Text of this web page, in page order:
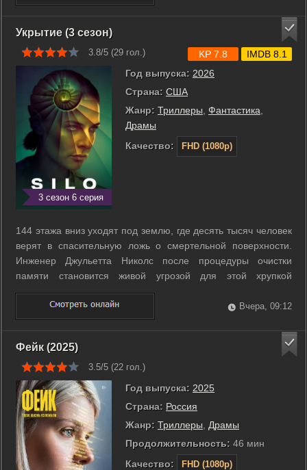
разрушительные тайны. Поиск ребенка ...
Укрытие (3 сезон)
3.8/5 (29 гол.)
3 сезон 6 серия
Год выпуска: 2026
Страна: США
Жанр: Триллеры Фантастика
Драмы
Качество:
FHD (1080p)
KP 7.8 IMDB 8.1
144 этажа вниз уходят под землю, где десять тысяч человек
верят в спасительную ложь о смертельной поверхности.
Инженер Джульетта Николс после процедуры очистки
памяти становится живой угрозой для этой хрупкой
системы. Она не помнит своего прошлого, но в её сознании
скрыты ключи к гибели всего бункера. Пока Джульетта ищет
запретную правду о ...
Вчера, 09:12
Фейк (2025)
3.5/5 (22 гол.)
Год выпуска: 2025
Страна: Россия
Жанр: Триллеры
Драмы
Продолжительность: 46 мин
Качество:
FHD (1080p)